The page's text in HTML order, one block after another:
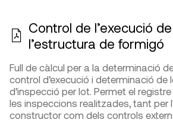
Control de l’execució de
l’estructura de formigó
Full de càlcul per a la determinació
control d’execució i determinació de
d’inspecció per lot. Permet el
les inspeccions realitzades, tant per
constructor com dels controls